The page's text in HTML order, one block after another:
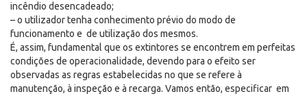
incêndio desencadeado;
– o utilizador tenha conhecimento prévio do modo de
funcionamento e de utilização dos mesmos.
É, assim, fundamental que os extintores se encontrem em perfeitas
condições de operacionalidade, devendo para o efeito ser
observadas as regras estabelecidas no que se refere à
manutenção, à inspeção e à recarga. Vamos então, especificar em